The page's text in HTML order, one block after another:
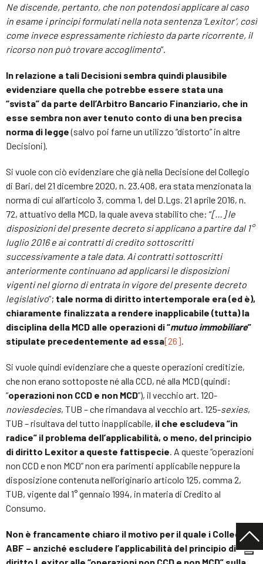
Ne discende, pertanto, che non potendosi applicare al caso
in esame i principi formulati nella nota sentenza ‘Lexitor’, così
come invece espressamente richiesto da parte ricorrente, il
ricorso non può trovare accoglimento”.
In relazione a tali Decisioni sembra quindi plausibile
evidenziare quella che potrebbe essere stata una
“svista” da parte dell’Arbitro Bancario Finanziario, che in
esse sembra non aver tenuto conto di una ben precisa
norma di legge(salvo poi farne un utilizzo “distorto” in altre
Decisioni).
Si vuole con ciò evidenziare che già nella Decisione del Collegio
di Bari, del 21 dicembre 2020, n. 23.408, era stata menzionata la
norma di cui all’articolo 3, comma 1, del D.Lgs. 21 aprile 2016, n.
72, attuativo della MCD, la quale aveva stabilito che: “[…] le
disposizioni del presente decreto si applicano a partire dal 1°
luglio 2016 e ai contratti di credito sottoscritti
successivamente a tale data. Ai contratti sottoscritti
anteriormente continuano ad applicarsi le disposizioni
vigenti nel giorno di entrata in vigore del presente decreto
legislativo”; tale norma di diritto intertemporale era (ed è),
chiaramente finalizzata a rendere inapplicabile (tutta) la
disciplina della MCD alle operazioni di “mutuo immobiliare”
stipulate precedentemente ad essa[26].
Si vuole quindi evidenziare che a queste operazioni creditizie,
che non erano sottoposte né alla CCD, né alla MCD (quindi:
“operazioni non CCD e non MCD”), il vecchio art. 120-
noviesdecies, TUB – che rimandava al vecchio art. 125-sexies,
TUB – risultava del tutto inapplicabile, il che escludeva “in
radice” il problema dell’applicabilità, o meno, del principio
di diritto Lexitor a queste fattispecie. A queste “operazioni
non CCD e non MCD” non era parimenti applicabile neppure la
disposizione contenuta nell’originario articolo 125, comma 2,
TUB, vigente dal 1° gennaio 1994, in materia di Credito al
Consumo.
Non è francamente chiaro il motivo per il quale i Collegi
ABF – anziché escludere l’applicabilità del principio di